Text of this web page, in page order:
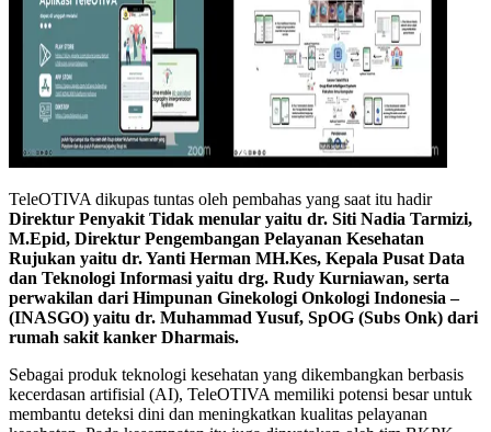
TeleOTIVA dikupas tuntas oleh pembahas yang saat itu hadir
Direktur Penyakit Tidak menular yaitu dr. Siti Nadia Tarmizi,
M.Epid, Direktur Pengembangan Pelayanan Kesehatan
Rujukan yaitu dr. Yanti Herman MH.Kes, Kepala Pusat Data
dan Teknologi Informasi yaitu drg. Rudy Kurniawan, serta
perwakilan dari Himpunan Ginekologi Onkologi Indonesia –
(INASGO) yaitu dr. Muhammad Yusuf, SpOG (Subs Onk) dari
rumah sakit kanker Dharmais.
Sebagai produk teknologi kesehatan yang dikembangkan berbasis
kecerdasan artifisial (AI), TeleOTIVA memiliki potensi besar untuk
membantu deteksi dini dan meningkatkan kualitas pelayanan